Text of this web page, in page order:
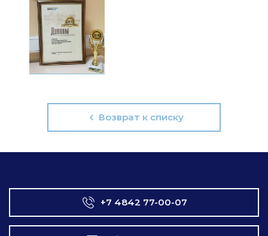
Возврат к списку
+7 4842 77-00-07